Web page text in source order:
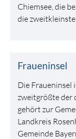
Chiemsee, die
die zweitkleinste
Fraueninsel
Die Fraueninsel
zweitgrößte der
gehört zur
Landkreis
Gemeinde